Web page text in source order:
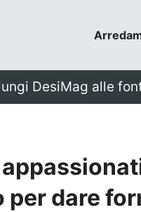
DesiMag alle
dare